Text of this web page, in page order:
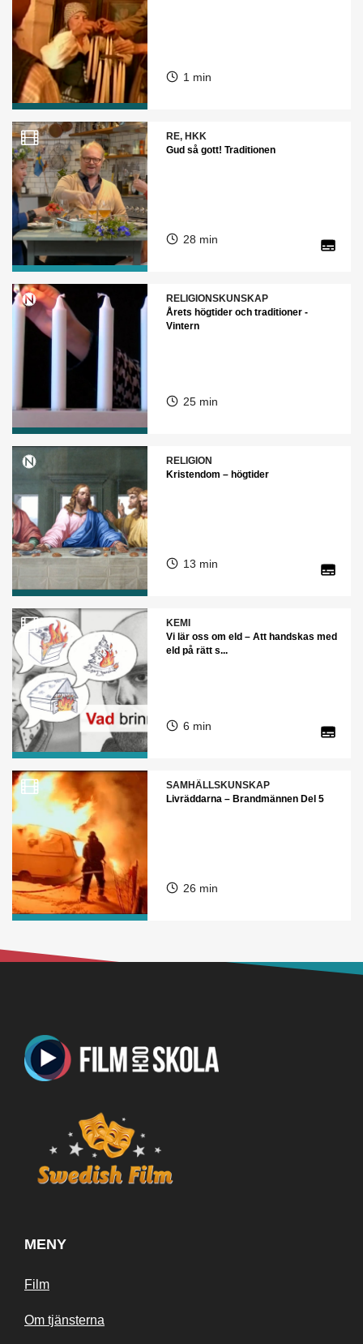
1 min
RE, HKK
Gud så gott! Traditionen
28 min
RELIGIONSKUNSKAP
Årets högtider och traditioner -
Vintern
25 min
RELIGION
Kristendom – högtider
13 min
KEMI
Vi lär oss om eld – Att handskas med
eld på rätt s...
6 min
SAMHÄLLSKUNSKAP
Livräddarna – Brandmännen Del 5
26 min
MENY
Film
Om tjänsterna